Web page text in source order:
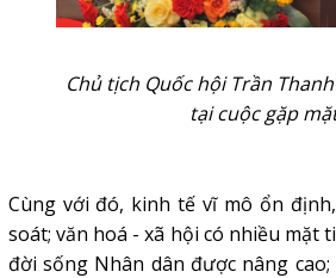
Chủ tịch Quốc hội Trần
tại cuộc gặp
Cùng với đó, kinh tế vĩ mô ổn
soát; văn hoá - xã hội có nhiều mặt
đời sống Nhân dân được nâng